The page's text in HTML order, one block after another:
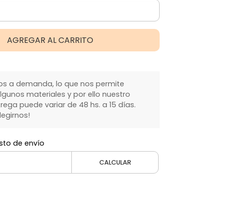
AGREGAR AL CARRITO
a demanda, lo que nos permite
materiales y por ello nuestro
puede variar de 48 hs. a 15 días.
de envío
CALCULAR